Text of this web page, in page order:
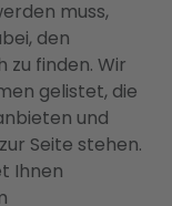
muss,
den
finden. Wir
gelistet, die
und
Seite stehen.
Ihnen